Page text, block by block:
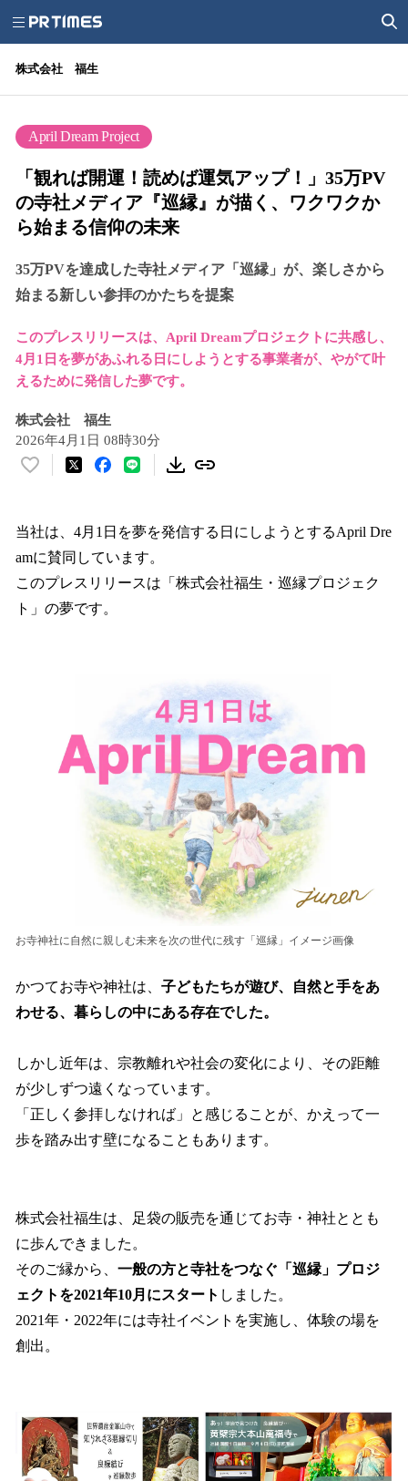
株式会社 福生
April Dream Project
「観れば開運！読めば運気アップ！」35万PV
の寺社メディア『巡縁』が描く、ワクワクか
ら始まる信仰の未来
35万PVを達成した寺社メディア「巡縁」が、楽しさから
始まる新しい参拝のかたちを提案
このプレスリリースは、April Dreamプロジェクトに共感し、
4月1日を夢があふれる日にしようとする事業者が、やがて叶
えるために発信した夢です。
株式会社 福生
2026年4月1日 08時30分
い
！
数
を
読
み
当社は、4月1日を夢を発信する日にしようとするApril Dre
amに賛同しています。
このプレスリリースは「株式会社福生・巡縁プロジェク
ト」の夢です。
お寺神社に自然に親しむ未来を次の世代に残す「巡縁」イメージ画像
かつてお寺や神社は、 子どもたちが遊び、自然と手をあ
わせる、暮らしの中にある存在でした。
しかし近年は、宗教離れや社会の変化により、その距離
が少しずつ遠くなっています。
「正しく参拝しなければ」と感じることが、かえって一
歩を踏み出す壁になることもあります。
株式会社福生は、足袋の販売を通じてお寺・神社ととも
に歩んできました。
そのご縁から、 一般の方と寺社をつなぐ「巡縁」プロジ
ェクトを2021年10月にスタート しました。
2021年・2022年には寺社イベントを実施し、体験の場を
創出。